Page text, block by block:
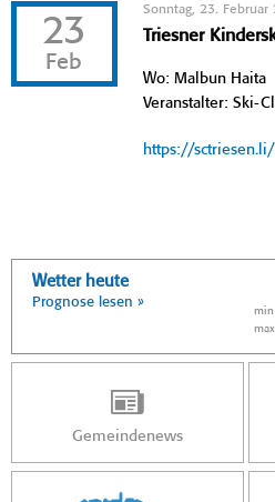
23
Feb
Sonntag, 23. Februar
Triesner
Wo: Malbun Haita
Veranstalter: Ski-
https://sctriesen.li/
Wetter heute
Prognose lesen »
min
max
Gemeindenews